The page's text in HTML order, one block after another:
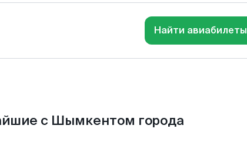
Найти авиабилеты
с Шымкентом города